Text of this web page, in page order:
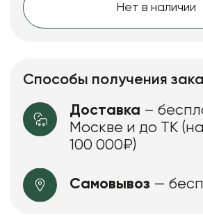
Нет в наличии
Способы получения
Доставка –
Москве и до ТК
100 000₽)
Самовывоз —